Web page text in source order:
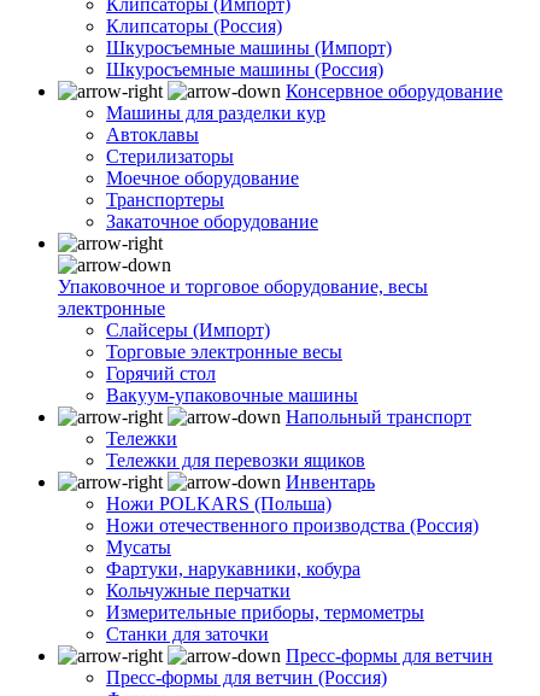
Клипсаторы (Россия)
Шкуросъемные машины (Импорт)
Шкуросъемные машины (Россия)
Консервное оборудование
Машины для разделки кур
Автоклавы
Стерилизаторы
Моечное оборудование
Транспортеры
Закаточное оборудование
Упаковочное и торговое оборудование, весы
электронные
Слайсеры (Импорт)
Торговые электронные весы
Горячий стол
Вакуум-упаковочные машины
Напольный транспорт
Тележки
Тележки для перевозки ящиков
Инвентарь
Ножи POLKARS (Польша)
Ножи отечественного производства (Россия)
Мусаты
Фартуки, нарукавники, кобура
Кольчужные перчатки
Измерительные приборы, термометры
Станки для заточки
Пресс-формы для ветчин
Пресс-формы для ветчин (Россия)